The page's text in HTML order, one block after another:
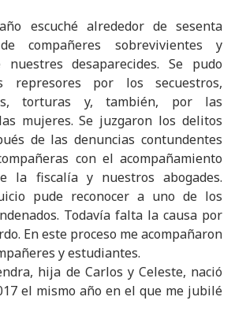
escuché alrededor de sesenta
compañeres sobrevivientes y
desaparecides. Se pudo
por los secuestros,
torturas y, también, por las
mujeres. Se juzgaron los delitos
de las denuncias contundentes
con el acompañamiento
la fiscalía y nuestros abogades.
pude reconocer a uno de los
Todavía falta la causa por
En este proceso me acompañaron
y estudiantes.
hija de Carlos y Celeste, nació
el mismo año en el que me jubilé